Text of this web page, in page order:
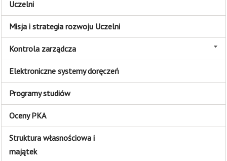
Uczelni
Misja i strategia rozwoju Uczelni
Kontrola zarządcza
Elektroniczne systemy doręczeń
Programy studiów
Oceny PKA
Struktura własnościowa i
majątek